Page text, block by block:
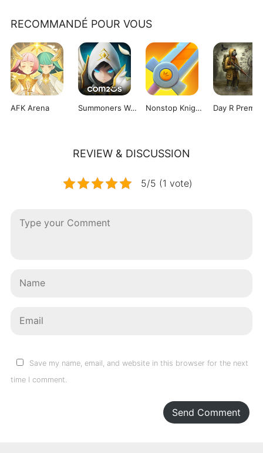
RECOMMANDÉ POUR VOUS
AFK Arena Summoners War: Sky Arena Nonstop Knight 2 Day R
REVIEW & DISCUSSION
5/5 (1 vote)
Save my name, email, and website in this browser for the next
time I comment.
Send Comment